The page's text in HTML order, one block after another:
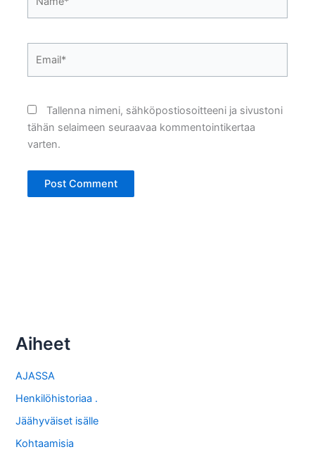
Tallenna nimeni, sähköpostiosoitteeni ja sivustoni
tähän selaimeen seuraavaa kommentointikertaa
varten.
Aiheet
AJASSA
Henkilöhistoriaa .
Jäähyväiset isälle
Kohtaamisia